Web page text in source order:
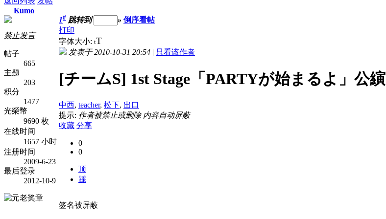
Kumo
禁止发言
帖子
665
主题
203
积分
1477
光榮幣
9690 枚
在线时间
1657 小时
注册时间
2009-6-23
最后登录
2012-10-9
1# 跳转到 » 倒序看帖
打印
字体大小: tT
发表于 2010-10-31 20:54 | 只看该作者
[チームS] 1st Stage「PARTYが始まるよ」公縯
中西, teacher, 松下, 出口
提示: 作者被禁止或删除 内容自动屏蔽
收藏 分享
0
0
顶
踩
签名被屏蔽